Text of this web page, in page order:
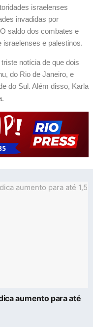
israelenses
invadidas por
saldo dos combates e
israelenses e palestinos.
notícia de que dois
do Rio de Janeiro, e
do Sul. Além disso, Karla
aumento para até